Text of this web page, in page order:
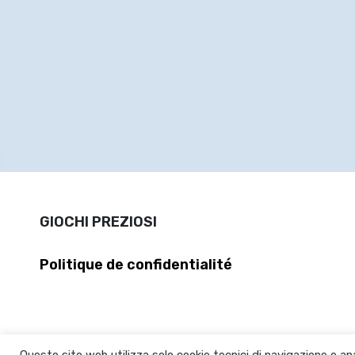
GIOCHI PREZIOSI
Politique de confidentialité